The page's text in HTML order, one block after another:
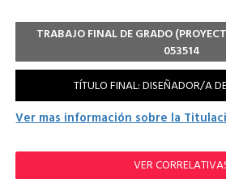
TRABAJO FINAL DE GRADO
053514
TÍTULO FINAL: DISEÑADOR/A
Ver mas información sobre la
VER